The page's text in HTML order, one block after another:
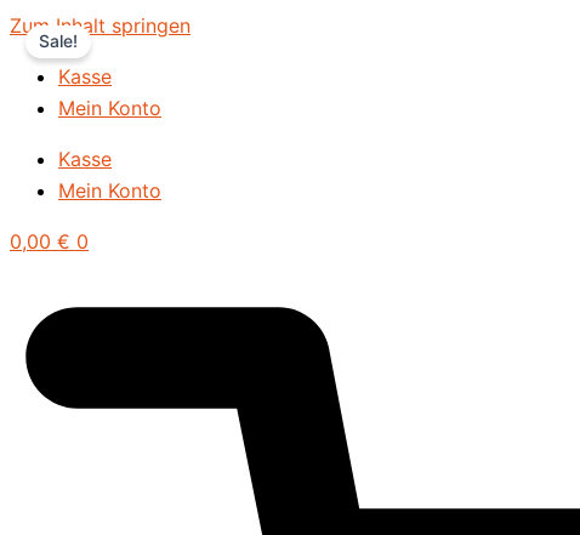
Zum Inhalt springen
Kasse
Mein Konto
Kasse
Mein Konto
0,00 € 0
Sale!